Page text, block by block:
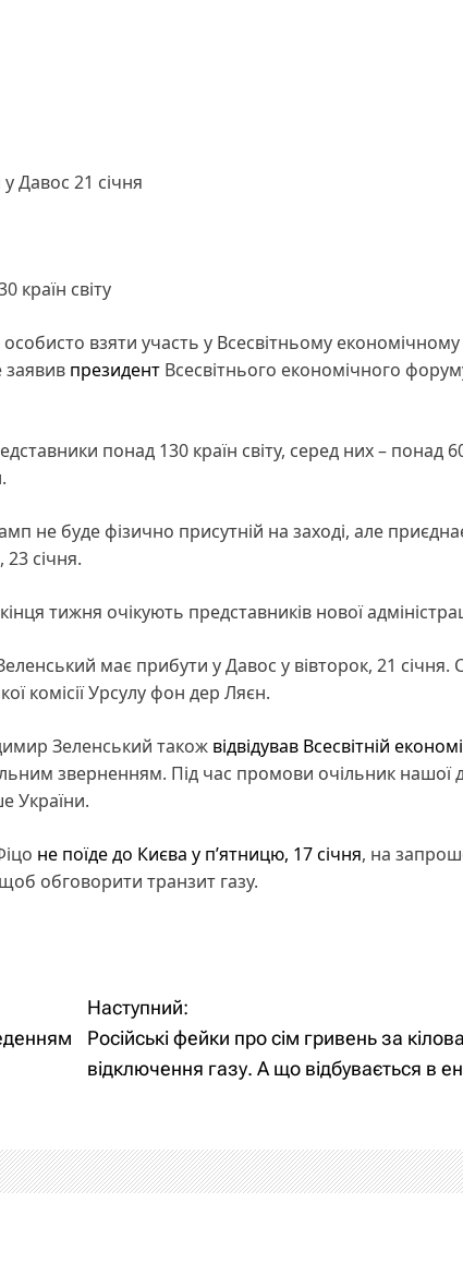
Давос 21 січня
країн світу
взяти участь у Всесвітньому
заявив президент Всесвітнього економічного
понад 130 країн світу, серед них – понад
не буде фізично присутній на заході, але
січня.
тижня очікують представників нової
має прибути у Давос у вівторок, 21 січня.
комісії Урсулу фон дер Ляєн.
Зеленський також відвідував Всесвітній
зверненням. Під час промови очільник нашої
України.
не поїде до Києва у п’ятницю, 17 січня, на
обговорити транзит газу.
Наступний:
Російські фейки про сім гривень за
відключення газу. А що відбувається в